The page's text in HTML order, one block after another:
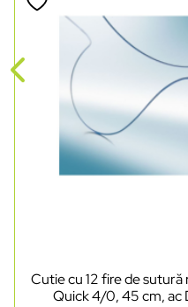
Cutie cu 12 fire de
Quick 4/0, 45 cm,